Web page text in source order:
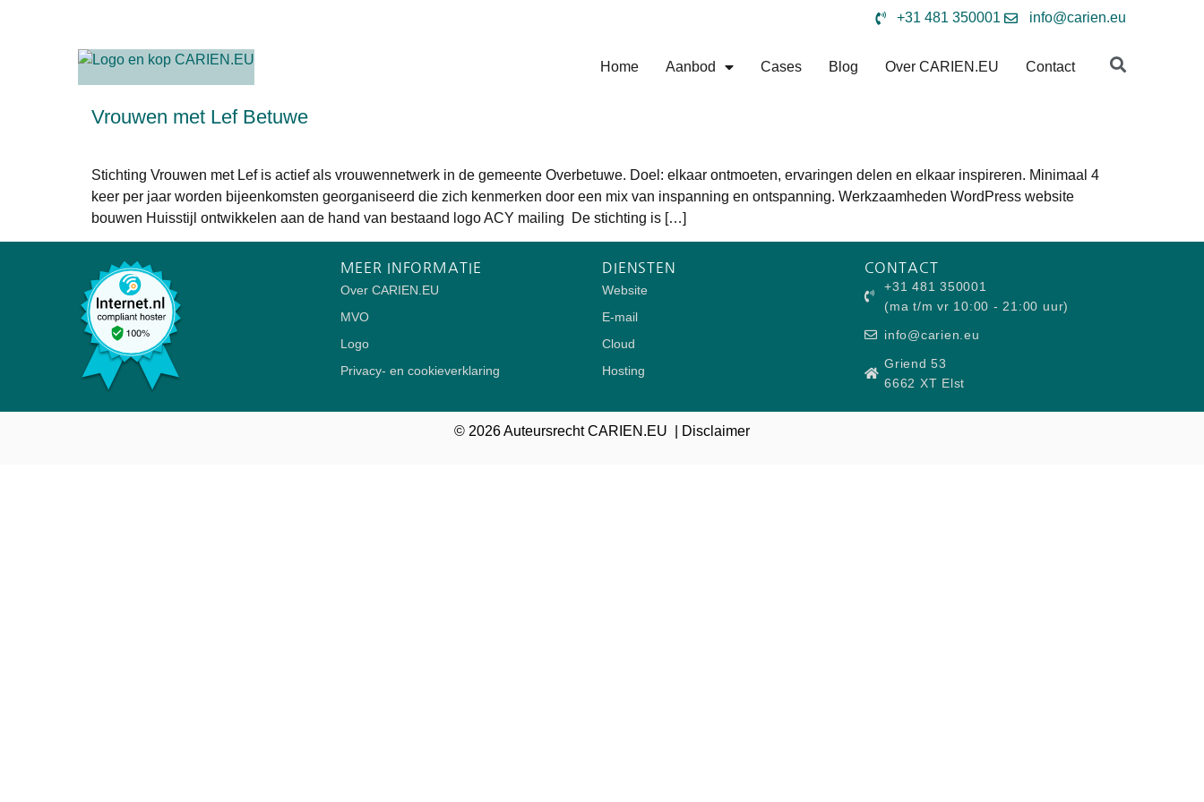
+31 481 350001 info@carien.eu
Home Aanbod Cases Blog Over CARIEN.EU Contact
Vrouwen met Lef Betuwe
Stichting Vrouwen met Lef is actief als vrouwennetwerk in de gemeente Overbetuwe. Doel: elkaar ontmoeten, ervaringen delen en elkaar inspireren. Minimaal 4
keer per jaar worden bijeenkomsten georganiseerd die zich kenmerken door een mix van inspanning en ontspanning. Werkzaamheden WordPress website
bouwen Huisstijl ontwikkelen aan de hand van bestaand logo ACY mailing De stichting is […]
MEER INFORMATIE
Over CARIEN.EU
MVO
Logo
Privacy- en cookieverklaring
DIENSTEN
Website
E-mail
Cloud
Hosting
CONTACT
+31 481 350001
(ma t/m vr 10:00 - 21:00 uur)
info@carien.eu
Griend 53
6662 XT Elst
© 2026 Auteursrecht CARIEN.EU | Disclaimer